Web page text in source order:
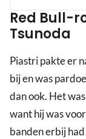
Ferrari
bovenaan
Red Bull-
Tsunoda
Piastri pakte er
bij en was
dan ook. Het
want hij was
banden erbij